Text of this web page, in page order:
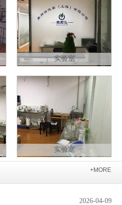
实验室
实验室
+MORE
2026-04-09